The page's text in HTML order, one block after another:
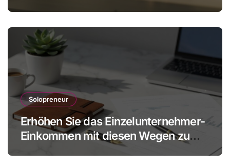
Solopreneur
Erhöhen Sie das Einzelunternehmer-
Einkommen mit diesen Wegen zu
mehr Gewinn ohne Mitarbeiter